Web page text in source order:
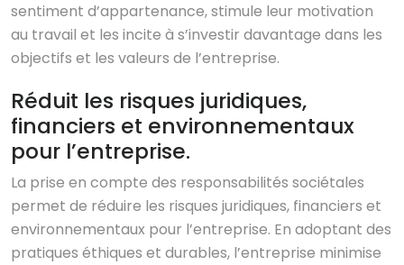
sentiment d’appartenance, stimule leur motivation
au travail et les incite à s’investir davantage dans les
objectifs et les valeurs de l’entreprise.
Réduit les risques juridiques,
financiers et environnementaux
pour l’entreprise.
La prise en compte des responsabilités sociétales
permet de réduire les risques juridiques, financiers et
environnementaux pour l’entreprise. En adoptant des
pratiques éthiques et durables, l’entreprise minimise